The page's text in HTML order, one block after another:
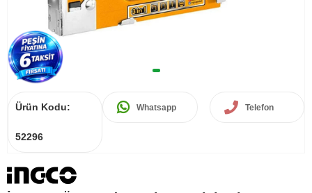
Ürün Kodu:
52296
Whatsapp Telefon